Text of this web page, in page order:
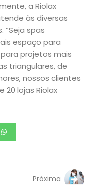
a Riolax
às diversas
“Seja spas
espaço para
projetos mais
triangulares, de
nossos clientes
20 lojas Riolax
Próxima